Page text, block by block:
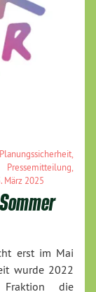
Planungssicherheit,
Pressemitteilung,
März 2025
erst im Mai
wurde 2022
die